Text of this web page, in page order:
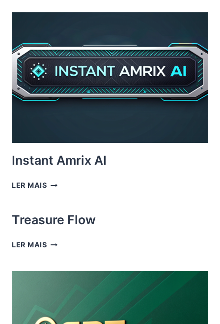
Instant Amrix AI
LER MAISINSTANT
Treasure Flow
LER MAISTREASURE